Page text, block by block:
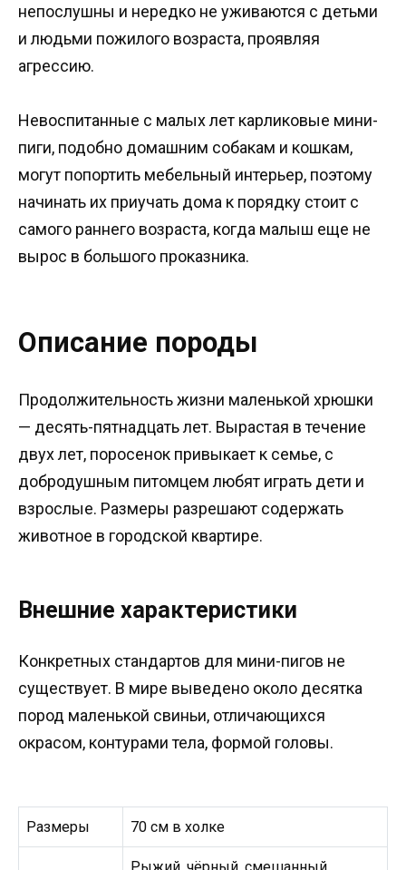
непослушны и нередко не уживаются с детьми
и людьми пожилого возраста, проявляя
агрессию.
Невоспитанные с малых лет карликовые мини-
пиги, подобно домашним собакам и кошкам,
могут попортить мебельный интерьер, поэтому
начинать их приучать дома к порядку стоит с
самого раннего возраста, когда малыш еще не
вырос в большого проказника.
Описание породы
Продолжительность жизни маленькой хрюшки
— десять-пятнадцать лет. Вырастая в течение
двух лет, поросенок привыкает к семье, с
добродушным питомцем любят играть дети и
взрослые. Размеры разрешают содержать
животное в городской квартире.
Внешние характеристики
Конкретных стандартов для мини-пигов не
существует. В мире выведено около десятка
пород маленькой свиньи, отличающихся
окрасом, контурами тела, формой головы.
Размеры 70 см в холке
Рыжий, чёрный, смешанный,